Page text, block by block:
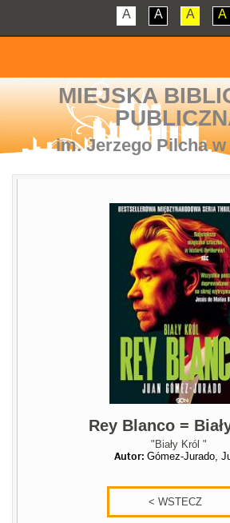
A A A A
MIEJSKA
im. Jerzego Pilcha
Rey Blanco =
"Biały Król "
Autor: Gómez-Jurado,